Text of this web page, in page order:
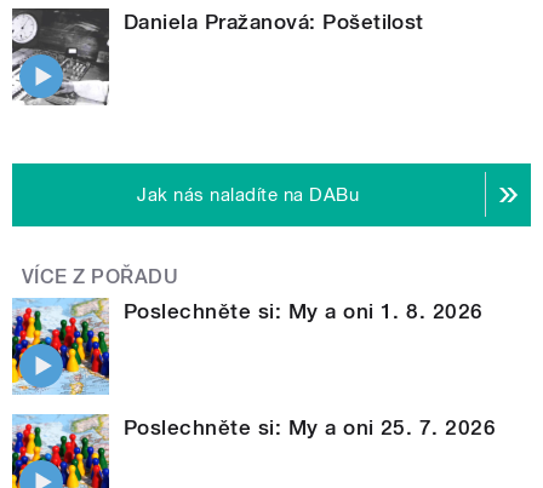
Daniela Pražanová: Pošetilost
Jak nás naladíte na DABu
VÍCE Z POŘADU
Poslechněte si: My a oni 1. 8. 2026
Poslechněte si: My a oni 25. 7. 2026